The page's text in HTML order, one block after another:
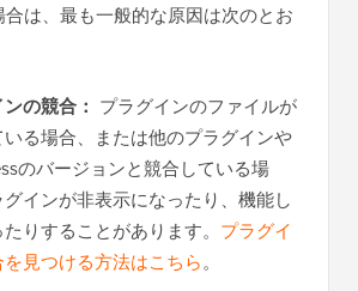
は、最も一般的な原因は次のとお
の競合： プラグインのファイルが
る場合、または他のプラグインや
のバージョンと競合している場
インが非表示になったり、機能し
りすることがあります。 プラグイ
を見つける方法はこちら。